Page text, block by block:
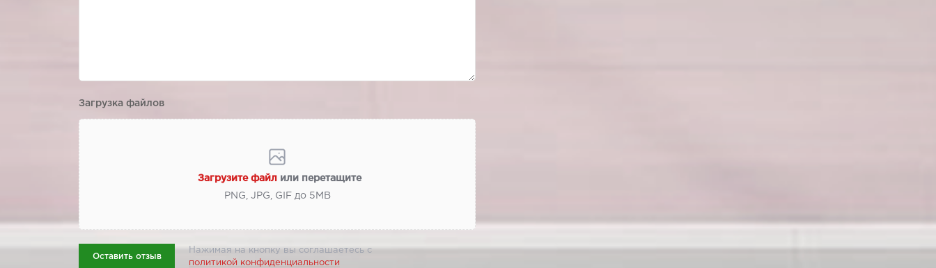
Загрузка файлов
Загрузите файл или перетащите
PNG, JPG, GIF до 5МВ
Оставить отзыв
Нажимая на кнопку вы соглашаетесь с
политикой конфиденциальности